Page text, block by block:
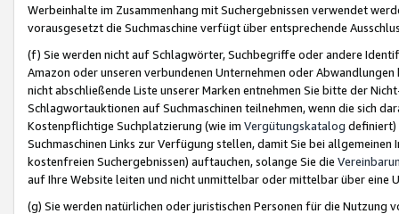
Werbeinhalte im Zusammenhang mit Suchergebnissen verwendet
vorausgesetzt die Suchmaschine verfügt über entsprechende
(f) Sie werden nicht auf Schlagwörter, Suchbegriffe oder andere
Amazon oder unseren verbundenen Unternehmen oder
nicht abschließende Liste unserer Marken entnehmen Sie bitte der
Schlagwortauktionen auf Suchmaschinen teilnehmen, wenn die sich
Kostenpflichtige Suchplatzierung (wie im Vergütungskatalog definiert)
Suchmaschinen Links zur Verfügung stellen, damit Sie bei
kostenfreien Suchergebnissen) auftauchen, solange Sie die
auf Ihre Website leiten und nicht unmittelbar oder mittelbar über eine
(g) Sie werden natürlichen oder juristischen Personen für die Nutzung